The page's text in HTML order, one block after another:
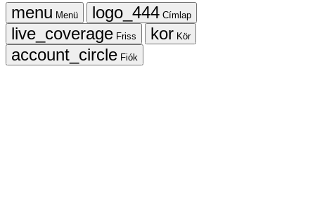
Menü
Címlap
Friss
Kör
Fiók